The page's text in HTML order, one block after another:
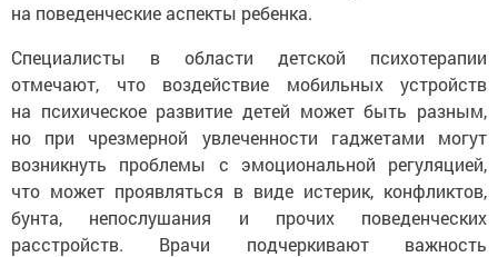
на поведенческие аспекты ребенка.
Специалисты в области детской психотерапии
отмечают, что воздействие мобильных устройств
на психическое развитие детей может быть разным,
но при чрезмерной увлеченности гаджетами могут
возникнуть проблемы с эмоциональной регуляцией,
что может проявляться в виде истерик, конфликтов,
бунта, непослушания и прочих поведенческих
расстройств. Врачи подчеркивают важность